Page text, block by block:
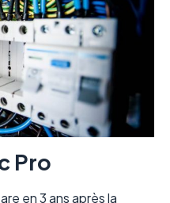
Pro
en 3 ans après la